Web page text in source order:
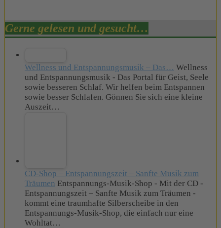
Gerne gelesen und gesucht…
Wellness und Entspannungsmusik – Das… Wellness
und Entspannungsmusik - Das Portal für Geist, Seele
sowie besseren Schlaf. Wir helfen beim Entspannen
sowie besser Schlafen. Gönnen Sie sich eine kleine
Auszeit…
CD-Shop – Entspannungszeit – Sanfte Musik zum
Träumen Entspannungs-Musik-Shop - Mit der CD -
Entspannungszeit – Sanfte Musik zum Träumen -
kommt eine traumhafte Silberscheibe in den
Entspannungs-Musik-Shop, die einfach nur eine
Wohltat…